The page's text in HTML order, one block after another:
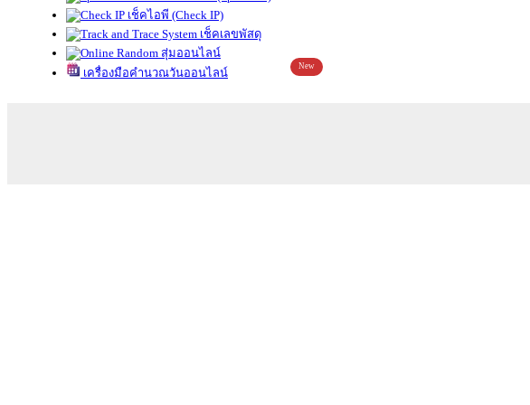
เช็คไอพี (Check IP)
เช็คเลขพัสดุ
สุ่มออนไลน์
เครื่องมือคำนวณวันออนไลน์
New